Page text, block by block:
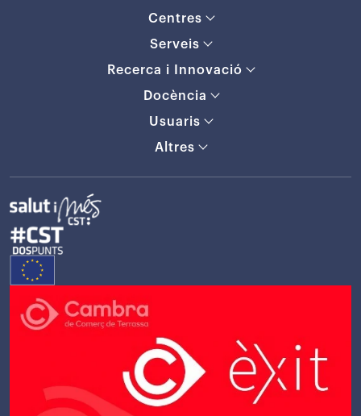
Centres
Serveis
Recerca i Innovació
Docència
Usuaris
Altres